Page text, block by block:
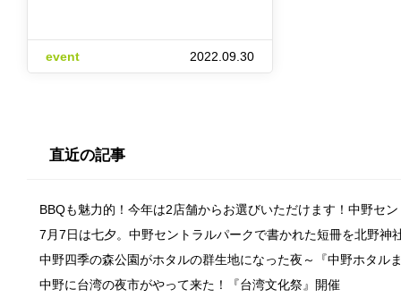
event 2022.09.30
直近の記事
BBQも魅力的！今年は2店舗からお選びいただけます！中野セ
7月7日は七夕。中野セントラルパークで書かれた短冊を北野神
中野四季の森公園がホタルの群生地になった夜～『中野ホタル
中野に台湾の夜市がやって来た！『台湾文化祭』開催